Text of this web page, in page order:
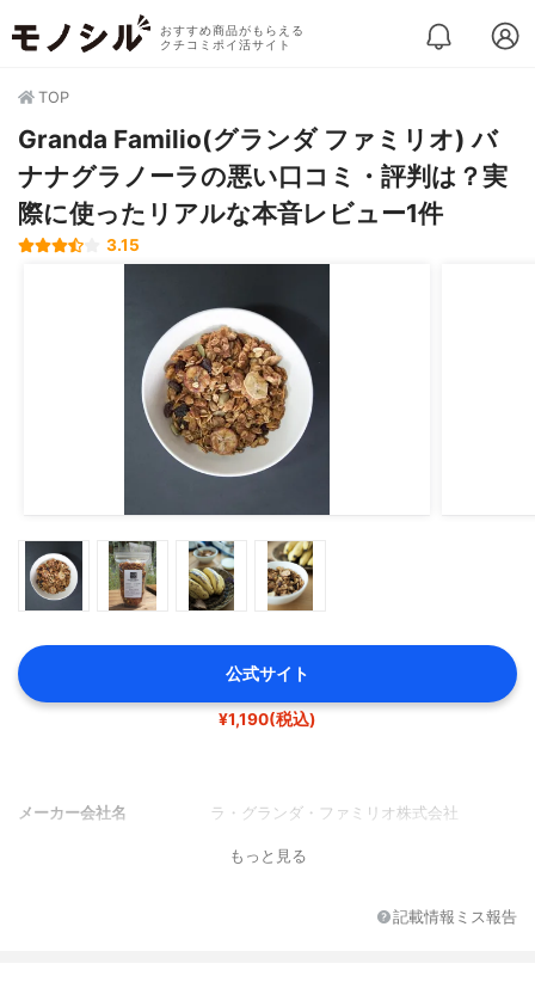
おすすめ商品がもらえる
クチコミポイ活サイト
TOP
Granda Familio(グランダ ファミリオ) バ
ナナグラノーラの悪い口コミ・評判は？実
際に使ったリアルな本音レビュー1件
3.15
公式サイト
¥1,190(税込)
メーカー会社名 ラ・グランダ・ファミリオ株式会社
もっと見る
記載情報ミス報告